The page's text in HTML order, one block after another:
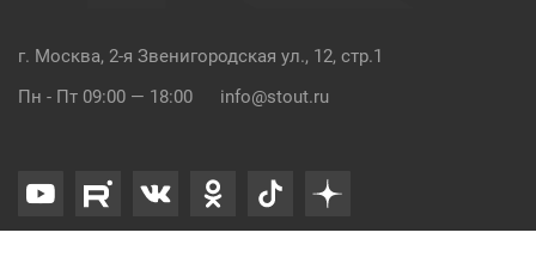
г. Москва, 2-я Звенигородская ул., 12, стр.1
Пн - Пт 09:00 — 18:00
info@stout.ru